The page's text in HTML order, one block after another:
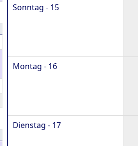
Sonntag - 15
Montag - 16
Dienstag - 17